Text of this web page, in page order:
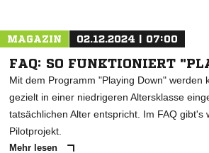
MAGAZIN 02.12.2024 | 07:00
FAQ: SO FUNKTIONIERT
Mit dem Programm "Playing Down" werden
gezielt in einer niedrigeren Altersklasse
tatsächlichen Alter entspricht. Im FAQ gibt's
Pilotprojekt.
Mehr lesen